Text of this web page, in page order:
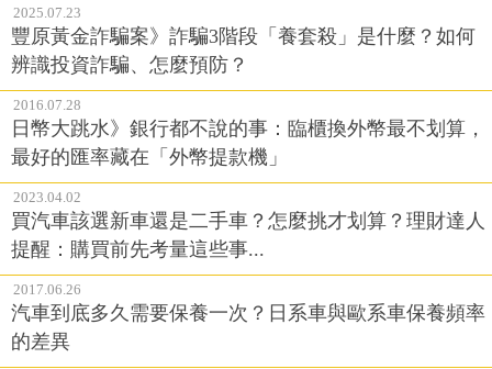
2025.07.23
豐原黃金詐騙案》詐騙3階段「養套殺」是什麼？如何
辨識投資詐騙、怎麼預防？
2016.07.28
日幣大跳水》銀行都不說的事：臨櫃換外幣最不划算，
最好的匯率藏在「外幣提款機」
2023.04.02
買汽車該選新車還是二手車？怎麼挑才划算？理財達人
提醒：購買前先考量這些事...
2017.06.26
汽車到底多久需要保養一次？日系車與歐系車保養頻率
的差異